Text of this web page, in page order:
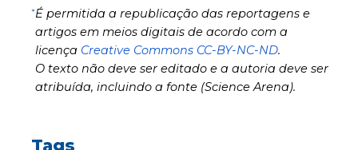
*É permitida a republicação das reportagens e
artigos em meios digitais de acordo com a
licença Creative Commons CC-BY-NC-ND.
O texto não deve ser editado e a autoria deve ser
atribuída, incluindo a fonte (Science Arena).
Tags